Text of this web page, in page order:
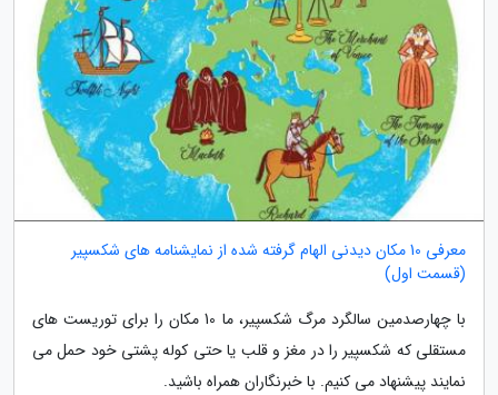
معرفی 10 مکان دیدنی الهام گرفته شده از نمایشنامه های شکسپیر
(قسمت اول)
با چهارصدمین سالگرد مرگ شکسپیر، ما 10 مکان را برای توریست های
مستقلی که شکسپیر را در مغز و قلب یا حتی کوله پشتی خود حمل می
نمایند پیشنهاد می کنیم. با خبرنگاران همراه باشید.